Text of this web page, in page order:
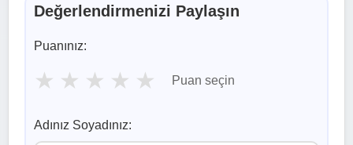
Değerlendirmenizi Paylaşın
Puanınız:
★ ★ ★ ★ ★ Puan seçin
Adınız Soyadınız: